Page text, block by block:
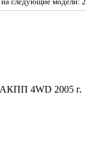
4WD 2005 г.